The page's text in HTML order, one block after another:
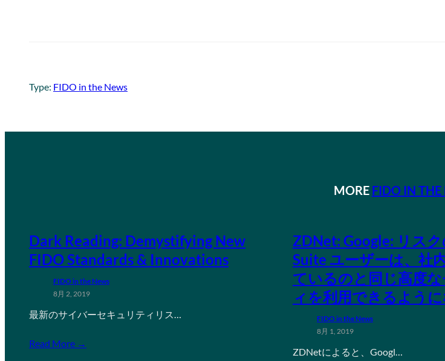
Type: FIDO in the News
MORE FIDO IN THE
Dark Reading: Demystifying New
FIDO Standards & Innovations
FIDO in the News
8月 2, 2019
最新のサイバーセキュリティリス…
Read More →
ZDNet: Google: リス
Suite ユーザーは、社
ているのと同じ高度
ィを利用できるよう
FIDO in the News
8月 1, 2019
ZDNetによると、Googl…